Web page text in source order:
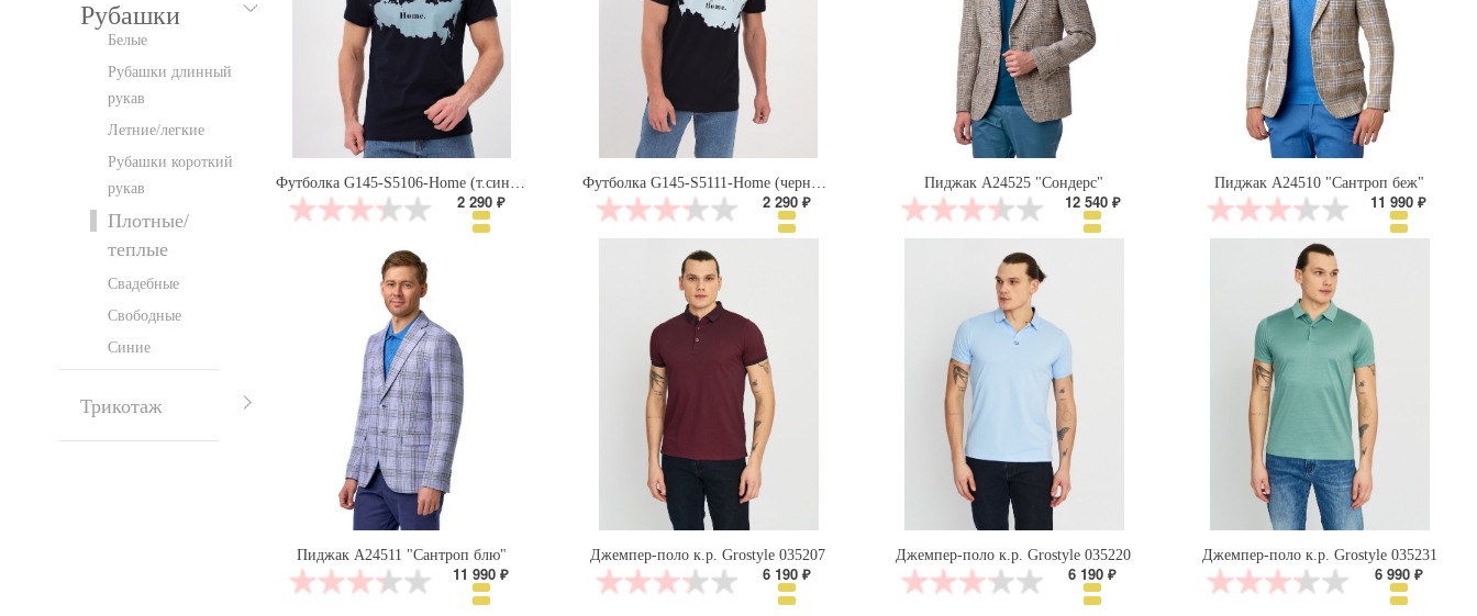
Рубашки
Белые
Рубашки длинный
рукав
Летние/легкие
Рубашки короткий
рукав
Плотные/
теплые
Свадебные
Свободные
Синие
Трикотаж
Футболка G145-S5106-Home (т.синий)
2 290 ₽
Футболка G145-S5111-Home (черный)
2 290 ₽
Пиджак А24525 "Сондерс"
12 540 ₽
Пиджак А24510 "Сантроп беж"
11 990 ₽
Пиджак А24511 "Сантроп блю"
11 990 ₽
Джемпер-поло к.р. Grostyle 035207
6 190 ₽
Джемпер-поло к.р. Grostyle 035220
6 190 ₽
Джемпер-поло к.р. Grostyle 035231
6 990 ₽